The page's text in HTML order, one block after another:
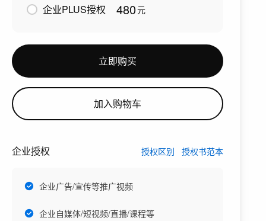
企业PLUS授权 480元
立即购买
加入购物车
企业授权 授权区别 授权书范本
企业广告/宣传等推广视频
企业自媒体/短视频/直播/课程等